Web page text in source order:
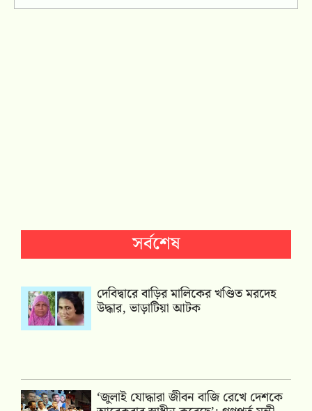
সর্বশেষ
দেবিদ্বারে বাড়ির মালিকের খণ্ডিত মরদেহ
উদ্ধার, ভাড়াটিয়া আটক
‘জুলাই যোদ্ধারা জীবন বাজি রেখে দেশকে